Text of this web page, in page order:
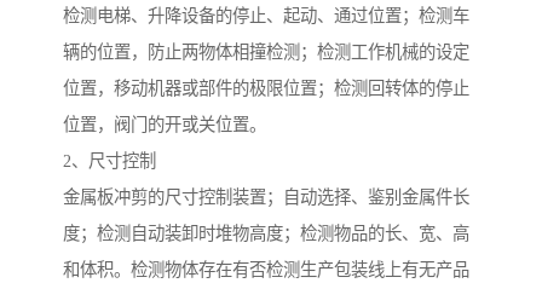
检测电梯、升降设备的停止、起动、通过位置；检测车
辆的位置，防止两物体相撞检测；检测工作机械的设定
位置，移动机器或部件的极限位置；检测回转体的停止
位置，阀门的开或关位置。
2、尺寸控制
金属板冲剪的尺寸控制装置；自动选择、鉴别金属件长
度；检测自动装卸时堆物高度；检测物品的长、宽、高
和体积。检测物体存在有否检测生产包装线上有无产品